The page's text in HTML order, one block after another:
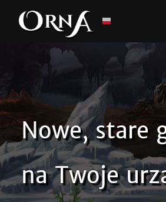
Nowe, stare
na Twoje